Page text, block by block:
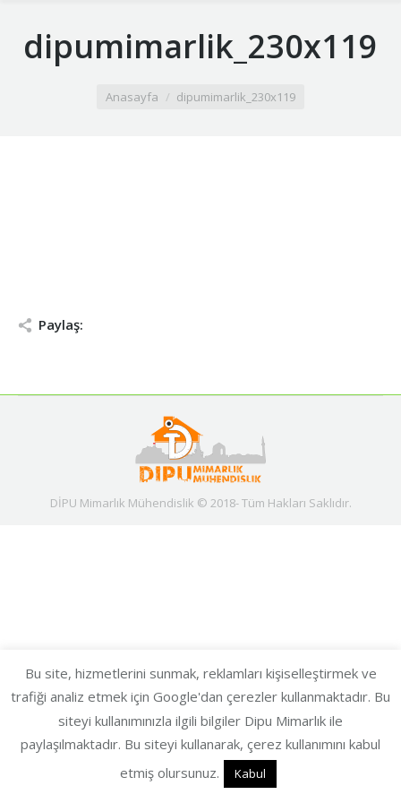
dipumimarlik_230x119
Anasayfa dipumimarlik_230x119
Paylaş:
DİPU Mimarlık Mühendislik © 2018- Tüm Hakları Saklıdır.
Bu site, hizmetlerini sunmak, reklamları kişiselleştirmek ve
trafiği analiz etmek için Google'dan çerezler kullanmaktadır. Bu
siteyi kullanımınızla ilgili bilgiler Dipu Mimarlık ile
paylaşılmaktadır. Bu siteyi kullanarak, çerez kullanımını kabul
etmiş olursunuz.
Kabul